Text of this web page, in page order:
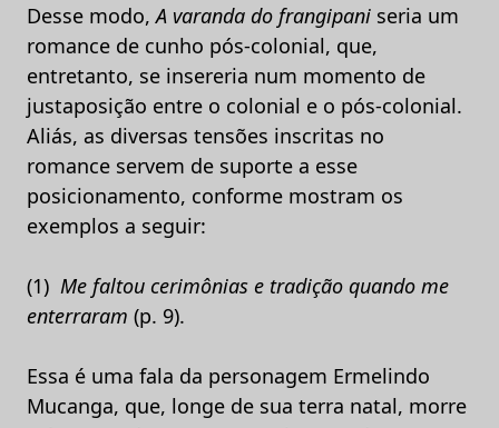
Desse modo,A varanda do frangipani seria um
romance de cunho pós-colonial, que,
entretanto, se insereria num momento de
justaposição entre o colonial e o pós-colonial.
Aliás, as diversas tensões inscritas no
romance servem de suporte a esse
posicionamento, conforme mostram os
exemplos a seguir:
(1) Me faltou cerimônias e tradição quando me
enterraram (p. 9).
Essa é uma fala da personagem Ermelindo
Mucanga, que, longe de sua terra natal, morre